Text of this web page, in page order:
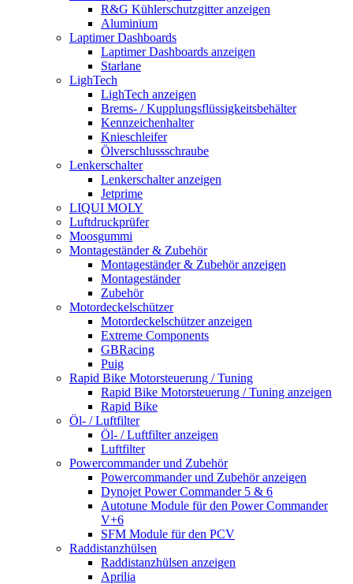
R&G Kühlerschutzgitter anzeigen
Aluminium
Laptimer Dashboards
Laptimer Dashboards anzeigen
Starlane
LighTech
LighTech anzeigen
Brems- / Kupplungsflüssigkeitsbehälter
Kennzeichenhalter
Knieschleifer
Ölverschlussschraube
Lenkerschalter
Lenkerschalter anzeigen
Jetprime
LIQUI MOLY
Luftdruckprüfer
Moosgummi
Montageständer & Zubehör
Montageständer & Zubehör anzeigen
Montageständer
Zubehör
Motordeckelschützer
Motordeckelschützer anzeigen
Extreme Components
GBRacing
Puig
Rapid Bike Motorsteuerung / Tuning
Rapid Bike Motorsteuerung / Tuning anzeigen
Rapid Bike
Öl- / Luftfilter
Öl- / Luftfilter anzeigen
Luftfilter
Powercommander und Zubehör
Powercommander und Zubehör anzeigen
Dynojet Power Commander 5 & 6
Autotune Module für den Power Commander
V+6
SFM Module für den PCV
Raddistanzhülsen
Raddistanzhülsen anzeigen
Aprilia